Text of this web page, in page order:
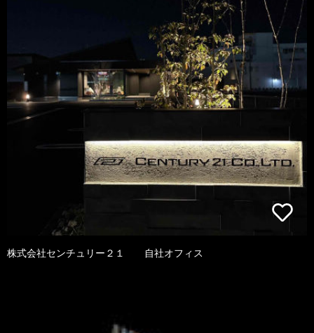
株式会社センチュリー２１ 自社オフィス